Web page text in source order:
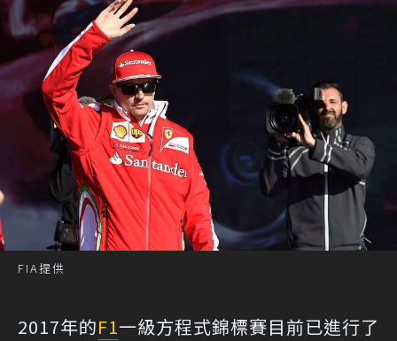
FIA提供
2017年的F1一級方程式錦標賽目前已進行了